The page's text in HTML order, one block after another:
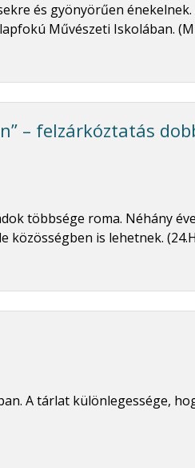
és gyönyörűen
Művészeti Iskolában.
– felzárkóztatás
többsége roma. Néhány
közösségben is lehetnek.
A tárlat különlegessége,